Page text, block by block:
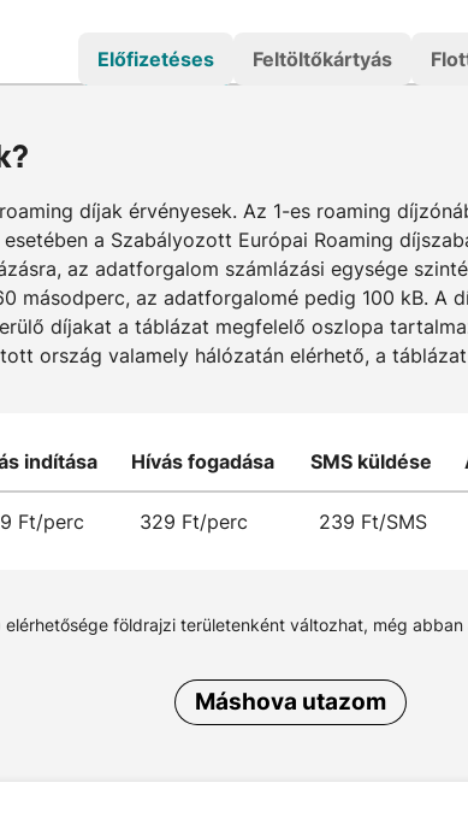
Előfizetéses Feltöltőkártyás
díjak érvényesek. Az 1-es roaming
a Szabályozott Európai Roaming
az adatforgalom számlázási egysége
másodperc, az adatforgalomé pedig 100 kB. A
díjakat a táblázat megfelelő oszlopa
ország valamely hálózatán elérhető, a
indítása Hívás fogadása SMS küldése
Ft/perc 329 Ft/perc 239 Ft/SMS
földrajzi területenként változhat, még
Máshova utazom